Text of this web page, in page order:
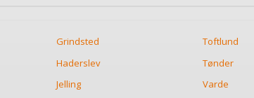
Grindsted
Toftlund
Haderslev
Tønder
Jelling
Varde